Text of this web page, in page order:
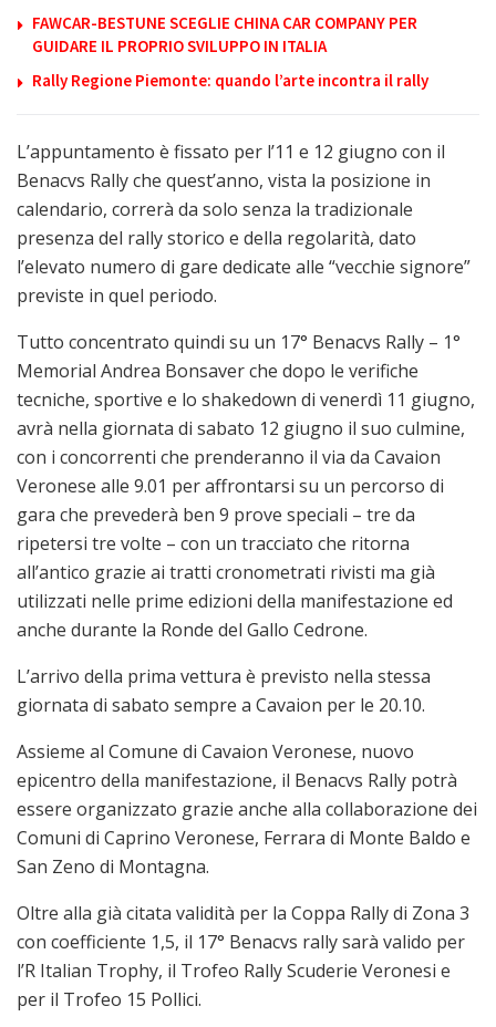
FAWCAR-BESTUNE SCEGLIE CHINA CAR COMPANY PER
GUIDARE IL PROPRIO SVILUPPO IN ITALIA
Rally Regione Piemonte: quando l’arte incontra il rally
L’appuntamento è fissato per l’11 e 12 giugno con il
Benacvs Rally che quest’anno, vista la posizione in
calendario, correrà da solo senza la tradizionale
presenza del rally storico e della regolarità, dato
l’elevato numero di gare dedicate alle “vecchie signore”
previste in quel periodo.
Tutto concentrato quindi su un 17° Benacvs Rally – 1°
Memorial Andrea Bonsaver che dopo le verifiche
tecniche, sportive e lo shakedown di venerdì 11 giugno,
avrà nella giornata di sabato 12 giugno il suo culmine,
con i concorrenti che prenderanno il via da Cavaion
Veronese alle 9.01 per affrontarsi su un percorso di
gara che prevederà ben 9 prove speciali – tre da
ripetersi tre volte – con un tracciato che ritorna
all’antico grazie ai tratti cronometrati rivisti ma già
utilizzati nelle prime edizioni della manifestazione ed
anche durante la Ronde del Gallo Cedrone.
L’arrivo della prima vettura è previsto nella stessa
giornata di sabato sempre a Cavaion per le 20.10.
Assieme al Comune di Cavaion Veronese, nuovo
epicentro della manifestazione, il Benacvs Rally potrà
essere organizzato grazie anche alla collaborazione dei
Comuni di Caprino Veronese, Ferrara di Monte Baldo e
San Zeno di Montagna.
Oltre alla già citata validità per la Coppa Rally di Zona 3
con coefficiente 1,5, il 17° Benacvs rally sarà valido per
l’R Italian Trophy, il Trofeo Rally Scuderie Veronesi e
per il Trofeo 15 Pollici.